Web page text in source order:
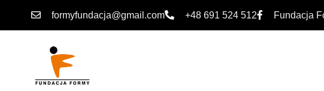
formyfundacja@gmail.com +48 691 524 512 Fundacja